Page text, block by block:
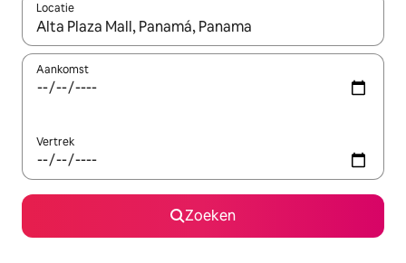
Locatie
Wanneer er suggesties beschikbaar zijn, maak je een keuze
Aankomst
Vertrek
Zoeken